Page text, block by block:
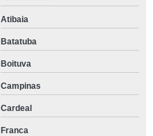
Atibaia
Batatuba
Boituva
Campinas
Cardeal
Franca